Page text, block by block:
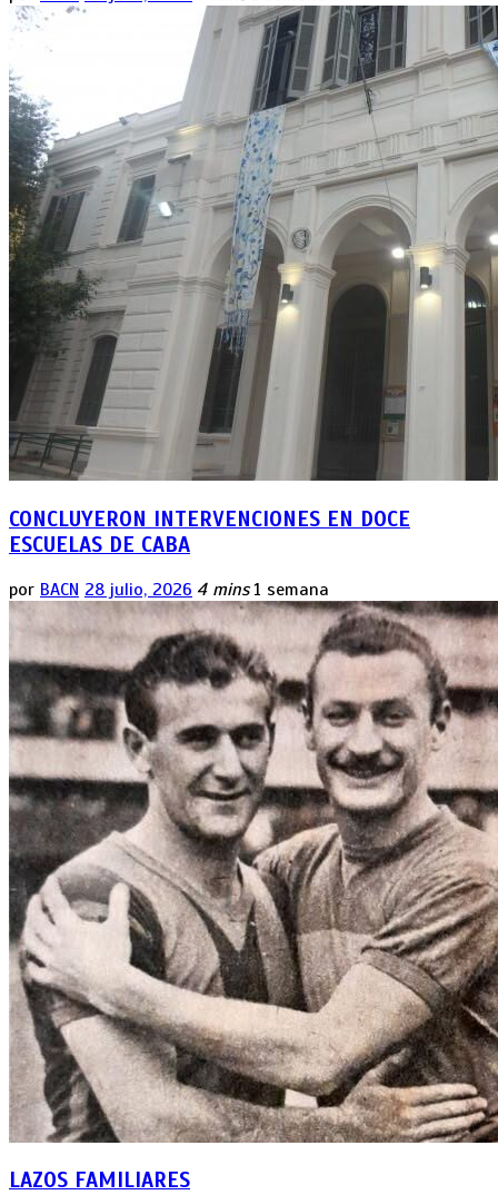
CONCLUYERON INTERVENCIONES EN DOCE
ESCUELAS DE CABA
por BACN 28 julio, 2026 4 mins 1 semana
LAZOS FAMILIARES